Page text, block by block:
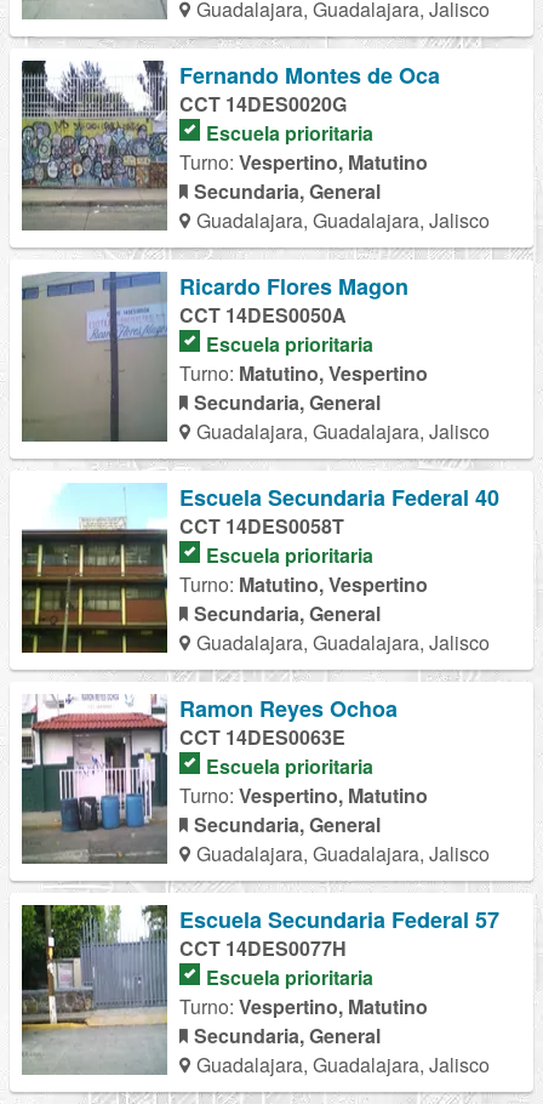
Guadalajara, Guadalajara, Jalisco
Fernando Montes de Oca
CCT 14DES0020G
Escuela prioritaria
Turno: Vespertino, Matutino
Secundaria, General
Guadalajara, Guadalajara, Jalisco
Ricardo Flores Magon
CCT 14DES0050A
Escuela prioritaria
Turno: Matutino, Vespertino
Secundaria, General
Guadalajara, Guadalajara, Jalisco
Escuela Secundaria Federal 40
CCT 14DES0058T
Escuela prioritaria
Turno: Matutino, Vespertino
Secundaria, General
Guadalajara, Guadalajara, Jalisco
Ramon Reyes Ochoa
CCT 14DES0063E
Escuela prioritaria
Turno: Vespertino, Matutino
Secundaria, General
Guadalajara, Guadalajara, Jalisco
Escuela Secundaria Federal 57
CCT 14DES0077H
Escuela prioritaria
Turno: Vespertino, Matutino
Secundaria, General
Guadalajara, Guadalajara, Jalisco